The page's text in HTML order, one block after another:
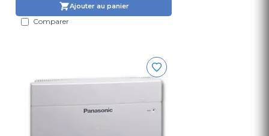
Ajouter au panier
Comparer